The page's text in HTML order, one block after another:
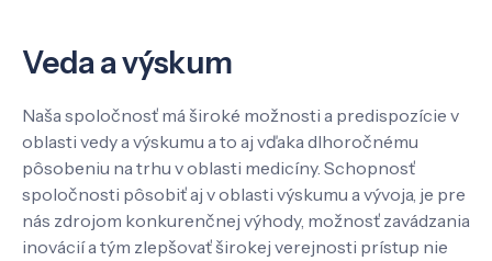
Know-how
O nás
Kontakt
Veda a výskum
Naša spoločnosť má široké možnosti a predispozície v
oblasti vedy a výskumu a to aj vďaka dlhoročnému
pôsobeniu na trhu v oblasti medicíny. Schopnosť
spoločnosti pôsobiť aj v oblasti výskumu a vývoja, je pre
nás zdrojom konkurenčnej výhody, možnosť zavádzania
inovácií a tým zlepšovať širokej verejnosti prístup nie